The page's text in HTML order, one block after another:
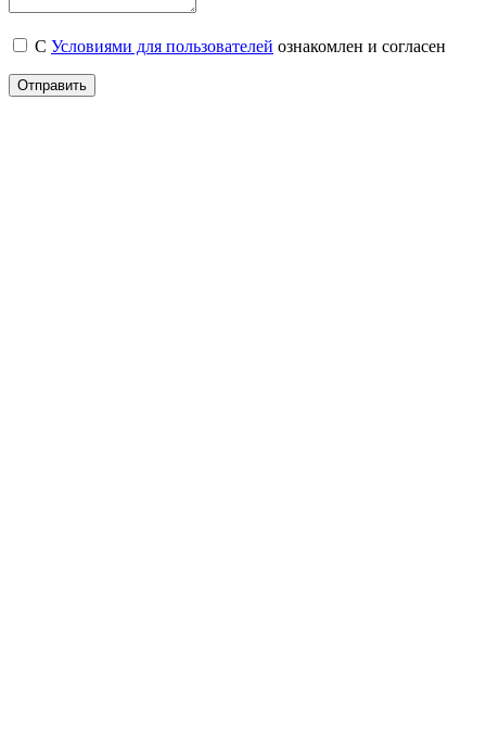
С Условиями для пользователей ознакомлен и согласен
Отправить